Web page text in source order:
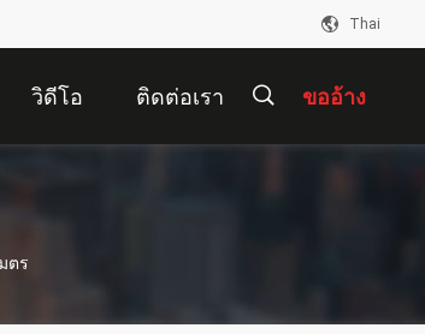
Thai
วิดีโอ ติดต่อเรา ขออ้าง
ตร